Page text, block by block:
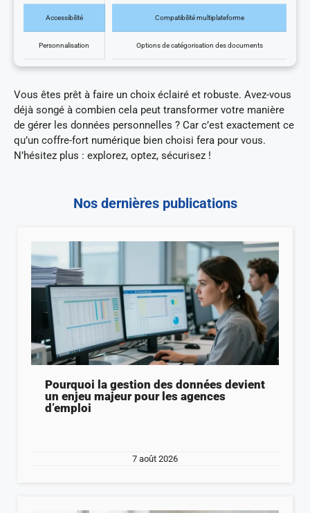
Accessibilité Compatibilité multiplateforme
Personnalisation Options de catégorisation des documents
Vous êtes prêt à faire un choix éclairé et robuste. Avez-vous
déjà songé à combien cela peut transformer votre manière
de gérer les données personnelles ? Car c’est exactement ce
qu’un coffre-fort numérique bien choisi fera pour vous.
N’hésitez plus : explorez, optez, sécurisez !
Nos dernières publications
Pourquoi la gestion des données devient
un enjeu majeur pour les agences
d’emploi
7 août 2026